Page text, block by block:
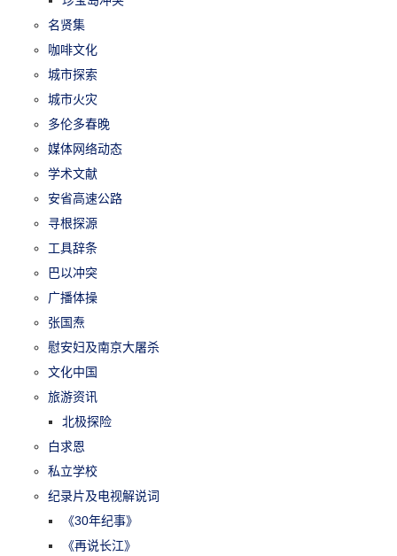
名贤集
咖啡文化
城市探索
城市火灾
多伦多春晚
媒体网络动态
学术文献
安省高速公路
寻根探源
工具辞条
巴以冲突
广播体操
张国焘
慰安妇及南京大屠杀
文化中国
旅游资讯
北极探险
白求恩
私立学校
纪录片及电视解说词
《30年纪事》
《再说长江》